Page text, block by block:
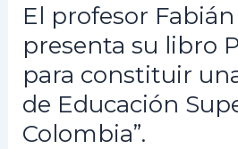
El profesor
presenta su libro
para constituir
de Educación
Colombia”.
El
Fabián
Jaimes
Lara
presenta